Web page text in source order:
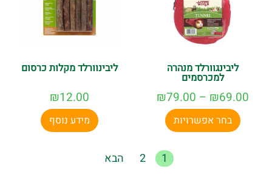
ליבינגוורלד מנהרה
למכרסמים
₪69.00
–
₪79.00
בחר אפשרויות
ליבינוורלד מקלות כרסום
₪12.00
מידע נוסף
1
2 הבא